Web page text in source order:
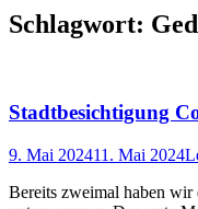
Schlagwort:
Stadtbesichtigung
Posted
9. Mai 202411. Mai 2024
Bereits zweimal haben